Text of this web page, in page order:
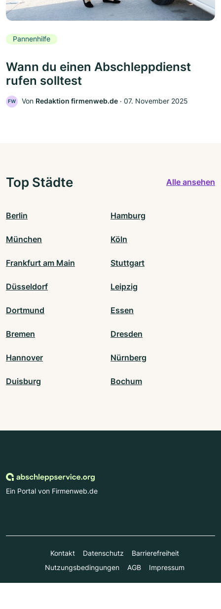
Pannenhilfe
Wann du einen Abschleppdienst
rufen solltest
FW Von Redaktion firmenweb.de ‧ 07. November 2025
Top Städte Alle ansehen
Berlin Hamburg
München Köln
Frankfurt am Main Stuttgart
Düsseldorf Leipzig
Dortmund Essen
Bremen Dresden
Hannover Nürnberg
Duisburg Bochum
Ein Portal von Firmenweb.de
Kontakt Datenschutz
Barrierefreiheit
Nutzungsbedingungen
AGB Impressum